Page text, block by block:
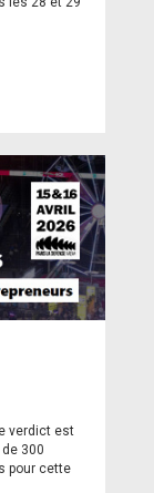
verdict est
300
pour cette